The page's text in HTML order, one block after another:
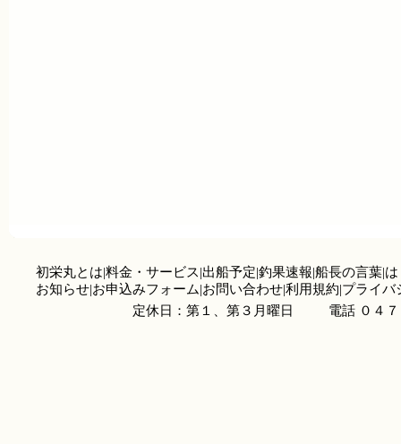
初栄丸とは|料金・サービス|出船予定|釣果速報|船長の言葉|
お知らせ|お申込みフォーム|お問い合わせ|利用規約|プライバ
定休日：第１、第３月曜日
電話 ０４